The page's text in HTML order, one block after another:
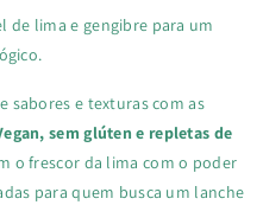
de lima e gengibre para um
sabores e texturas com as
sem glúten e repletas de
o frescor da lima com o poder
para quem busca um lanche